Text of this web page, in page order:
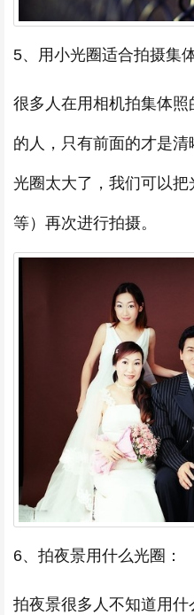
5、用小光圈适合拍摄集
很多人在用相机拍集体
的人，只有前面的才是
光圈太大了，我们可以
等）再次进行拍摄。
6、拍夜景用什么光圈：
拍夜景很多人不知道用